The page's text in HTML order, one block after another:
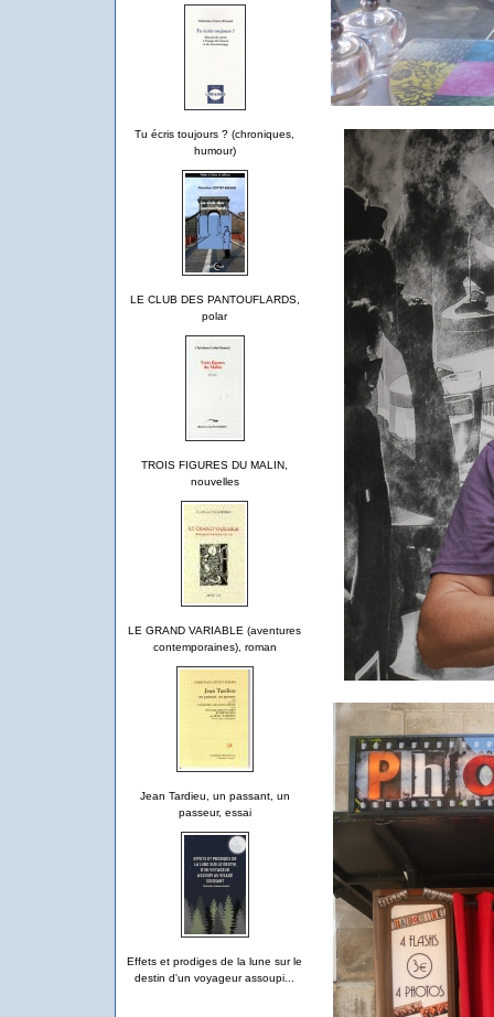
Tu écris toujours ? (chroniques,
humour)
LE CLUB DES PANTOUFLARDS,
polar
TROIS FIGURES DU MALIN,
nouvelles
LE GRAND VARIABLE (aventures
contemporaines), roman
Jean Tardieu, un passant, un
passeur, essai
Effets et prodiges de la lune sur le
destin d'un voyageur assoupi...